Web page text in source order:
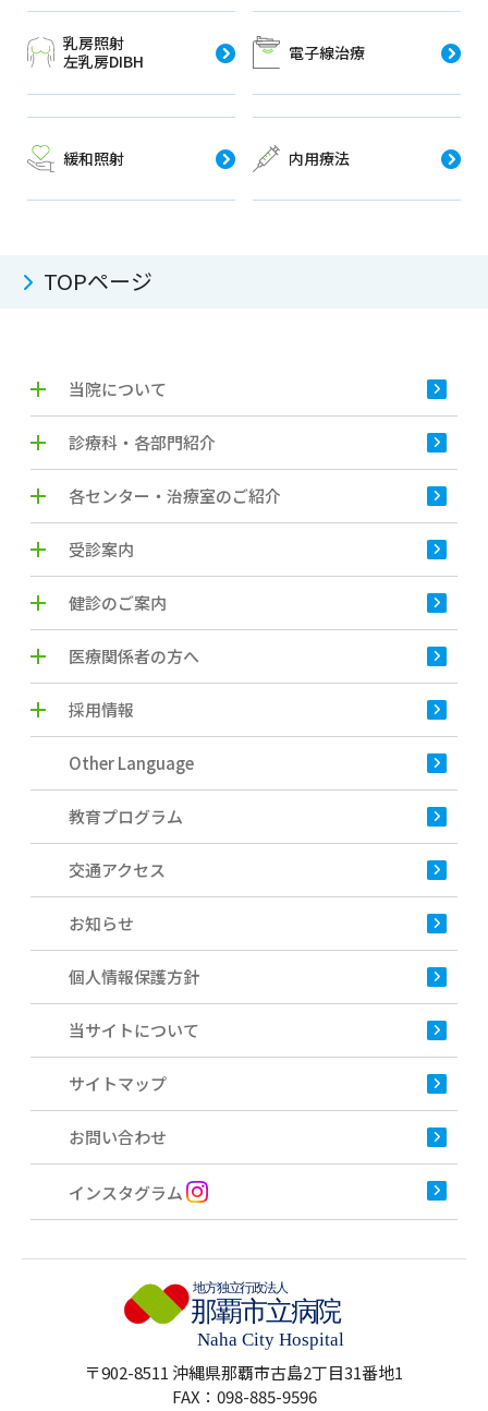
乳房照射
左乳房DIBH
電子線治療
緩和照射 内用療法
TOPページ
当院について
診療科・各部門紹介
各センター・治療室のご紹介
受診案内
健診のご案内
医療関係者の方へ
採用情報
Other Language
教育プログラム
交通アクセス
お知らせ
個人情報保護方針
当サイトについて
サイトマップ
お問い合わせ
インスタグラム
〒902-8511 沖縄県那覇市古島2丁目31番地1
FAX：098-885-9596